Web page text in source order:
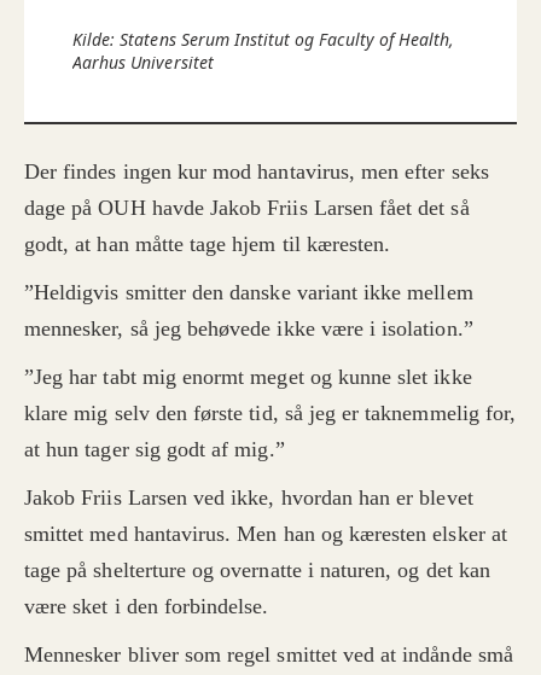
Kilde: Statens Serum Institut og Faculty of Health,
Aarhus Universitet
Der findes ingen kur mod hantavirus, men efter seks
dage på OUH havde Jakob Friis Larsen fået det så
godt, at han måtte tage hjem til kæresten.
”Heldigvis smitter den danske variant ikke mellem
mennesker, så jeg behøvede ikke være i isolation.”
”Jeg har tabt mig enormt meget og kunne slet ikke
klare mig selv den første tid, så jeg er taknemmelig for,
at hun tager sig godt af mig.”
Jakob Friis Larsen ved ikke, hvordan han er blevet
smittet med hantavirus. Men han og kæresten elsker at
tage på shelterture og overnatte i naturen, og det kan
være sket i den forbindelse.
Mennesker bliver som regel smittet ved at indånde små